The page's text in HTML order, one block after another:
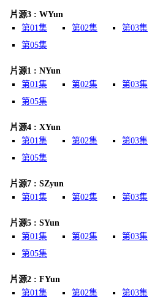
片源3 : WYun
第01集
第02集 第03集
第05集
片源1 : NYun
第01集
第02集 第03集
第05集
片源4 : XYun
第01集
第02集 第03集
第05集
片源7 : SZyun
第01集
第02集 第03集
片源5 : SYun
第01集
第02集 第03集
第05集
片源2 : FYun
第01集
第02集 第03集